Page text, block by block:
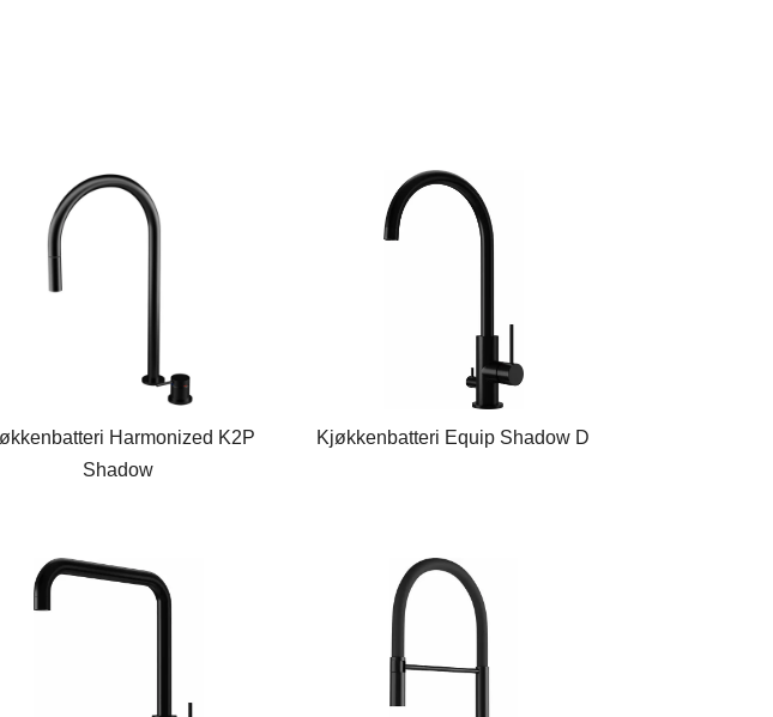
Harmonized K2P
Shadow
Kjøkkenbatteri Equip Shadow D